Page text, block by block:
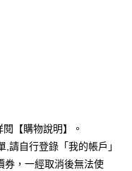
支付方式。 讓您購物簡單
。
帳。
【購物說明】。
請自行登錄「我的帳戶」
券，一經取消後無法使